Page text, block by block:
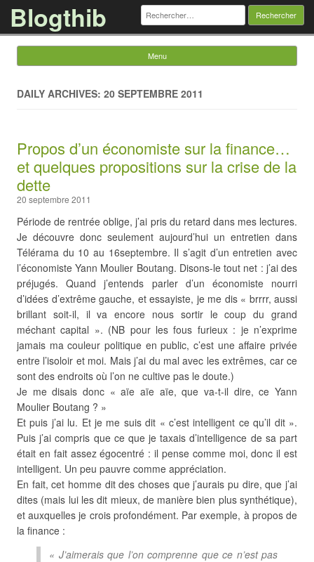
Blogthib Rechercher :
Menu
DAILY ARCHIVES: 20 SEPTEMBRE 2011
Propos d’un économiste sur la finance…
et quelques propositions sur la crise de la
dette
20 septembre 2011
Période de rentrée oblige, j’ai pris du retard dans mes lectures.
Je découvre donc seulement aujourd’hui un entretien dans
Télérama du 10 au 16septembre. Il s’agit d’un entretien avec
l’économiste Yann Moulier Boutang. Disons-le tout net : j’ai des
préjugés. Quand j’entends parler d’un économiste nourri
d’idées d’extrême gauche, et essayiste, je me dis « brrrr, aussi
brillant soit-il, il va encore nous sortir le coup du grand
méchant capital ». (NB pour les fous furieux : je n’exprime
jamais ma couleur politique en public, c’est une affaire privée
entre l’isoloir et moi. Mais j’ai du mal avec les extrêmes, car ce
sont des endroits où l’on ne cultive pas le doute.)
Je me disais donc « aïe aïe aïe, que va-t-il dire, ce Yann
Moulier Boutang ? »
Et puis j’ai lu. Et je me suis dit « c’est intelligent ce qu’il dit ».
Puis j’ai compris que ce que je taxais d’intelligence de sa part
était en fait assez égocentré : il pense comme moi, donc il est
intelligent. Un peu pauvre comme appréciation.
En fait, cet homme dit des choses que j’aurais pu dire, que j’ai
dites (mais lui les dit mieux, de manière bien plus synthétique),
et auxquelles je crois profondément. Par exemple, à propos de
la finance :
« J’aimerais que l’on comprenne que ce n’est pas